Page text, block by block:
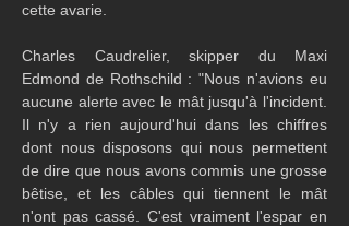
cette avarie.
Charles Caudrelier, skipper du Maxi
Edmond de Rothschild : "Nous n'avions eu
aucune alerte avec le mât jusqu'à l'incident.
Il n'y a rien aujourd'hui dans les chiffres
dont nous disposons qui nous permettent
de dire que nous avons commis une grosse
bêtise, et les câbles qui tiennent le mât
n'ont pas cassé. C'est vraiment l'espar en